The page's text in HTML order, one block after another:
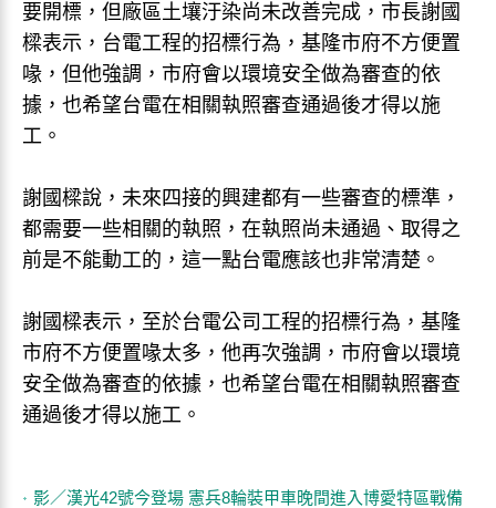
要開標，但廠區土壤汙染尚未改善完成，市長謝國
樑表示，台電工程的招標行為，基隆市府不方便置
喙，但他強調，市府會以環境安全做為審查的依
據，也希望台電在相關執照審查通過後才得以施
工。
謝國樑說，未來四接的興建都有一些審查的標準，
都需要一些相關的執照，在執照尚未通過、取得之
前是不能動工的，這一點台電應該也非常清楚。
謝國樑表示，至於台電公司工程的招標行為，基隆
市府不方便置喙太多，他再次強調，市府會以環境
安全做為審查的依據，也希望台電在相關執照審查
通過後才得以施工。
影／漢光42號今登場 憲兵8輪裝甲車晚間進入博愛特區戰備